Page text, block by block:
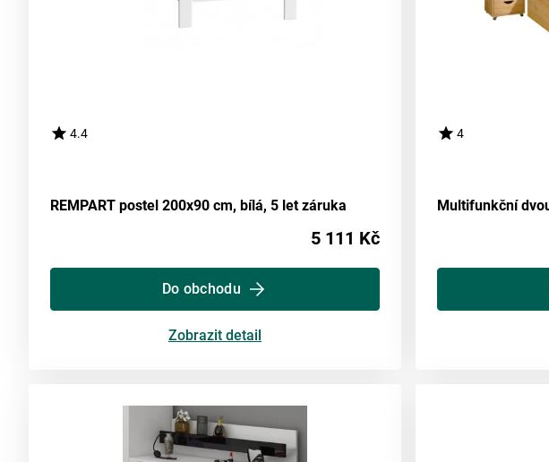
4.4
REMPART postel 200x90 cm, bílá, 5 let záruka
5 111 Kč
Do obchodu
Zobrazit detail
4